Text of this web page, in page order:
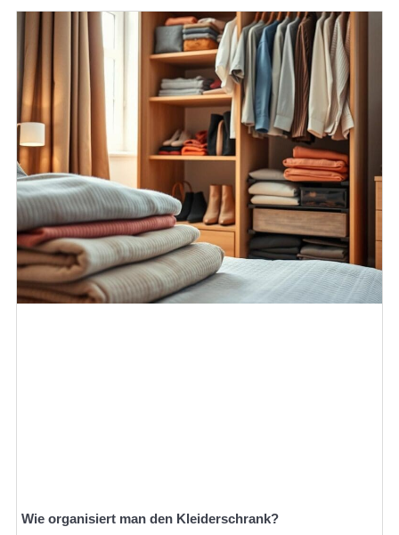
Wie organisiert man den Kleiderschrank?